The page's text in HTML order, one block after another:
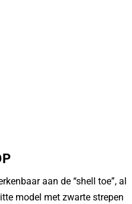
aan de “shell toe”, al
model met zwarte strepen